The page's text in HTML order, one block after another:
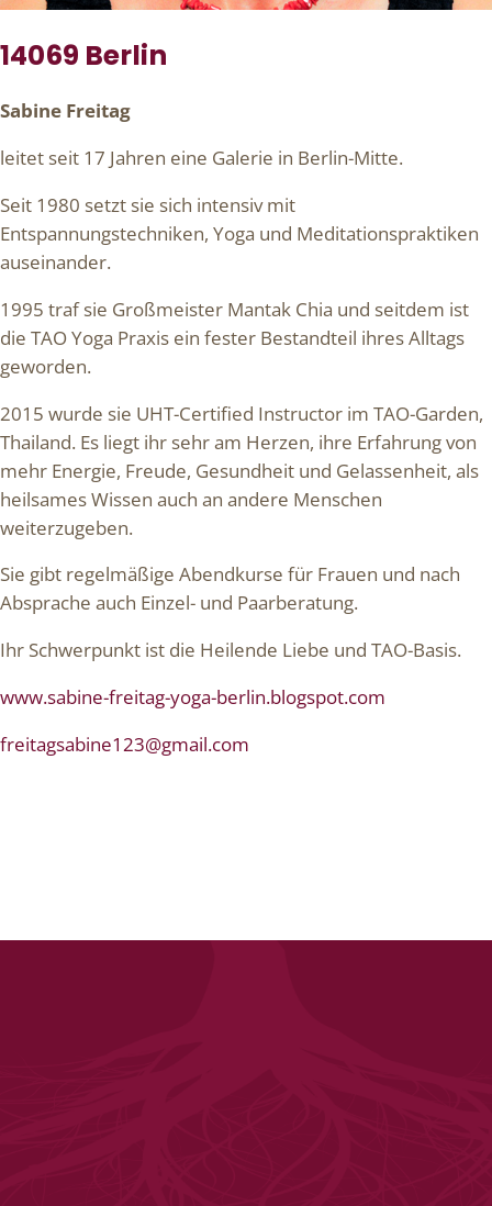
14069 Berlin
Sabine Freitag
leitet seit 17 Jahren eine Galerie in Berlin-Mitte.
Seit 1980 setzt sie sich intensiv mit
Entspannungstechniken, Yoga und Meditationspraktiken
auseinander.
1995 traf sie Großmeister Mantak Chia und seitdem ist
die TAO Yoga Praxis ein fester Bestandteil ihres Alltags
geworden.
2015 wurde sie UHT-Certified Instructor im TAO-Garden,
Thailand. Es liegt ihr sehr am Herzen, ihre Erfahrung von
mehr Energie, Freude, Gesundheit und Gelassenheit, als
heilsames Wissen auch an andere Menschen
weiterzugeben.
Sie gibt regelmäßige Abendkurse für Frauen und nach
Absprache auch Einzel- und Paarberatung.
Ihr Schwerpunkt ist die Heilende Liebe und TAO-Basis.
www.sabine-freitag-yoga-berlin.blogspot.com
freitagsabine123@gmail.com